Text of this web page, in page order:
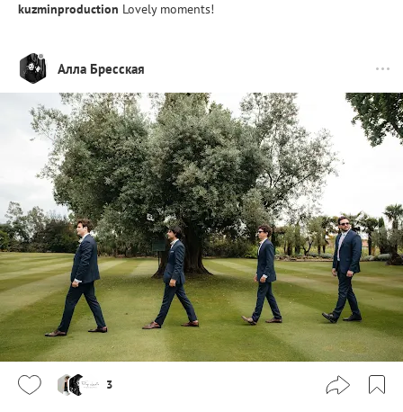
kuzminproduction Lovely moments!
Алла Бресская
3